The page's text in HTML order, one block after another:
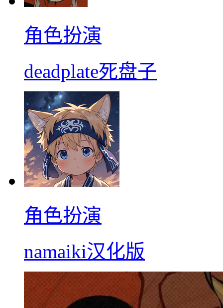
角色扮演
deadplate死盘子
角色扮演
namaiki汉化版